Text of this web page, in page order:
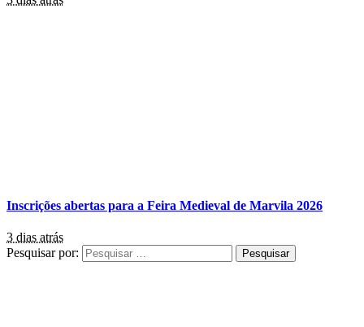
Inscrições abertas para a Feira Medieval de Marvila 2026
3 dias atrás
Pesquisar por: